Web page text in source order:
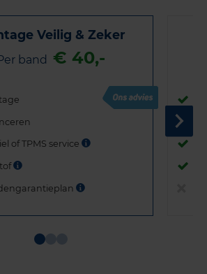
Veilig & Zeker
band € 40,-
of TPMS service